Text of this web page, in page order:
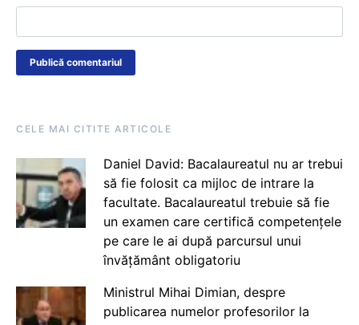
CELE MAI CITITE ARTICOLE
Daniel David: Bacalaureatul nu ar trebui
să fie folosit ca mijloc de intrare la
facultate. Bacalaureatul trebuie să fie
un examen care certifică competențele
pe care le ai după parcursul unui
învățământ obligatoriu
Ministrul Mihai Dimian, despre
publicarea numelor profesorilor la